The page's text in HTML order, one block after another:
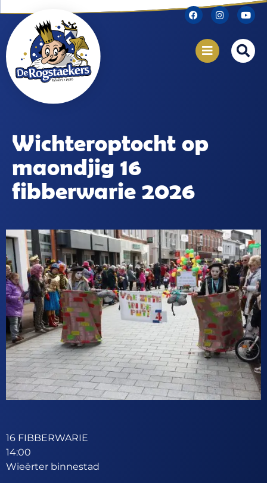
Wichteroptocht op
maondjig 16
fibberwarie 2026
16 FIBBERWARIE
14:00
Wieërter binnestad